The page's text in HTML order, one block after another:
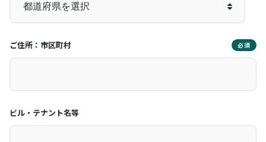
ご住所：市区町村 必須
ビル・テナント名等